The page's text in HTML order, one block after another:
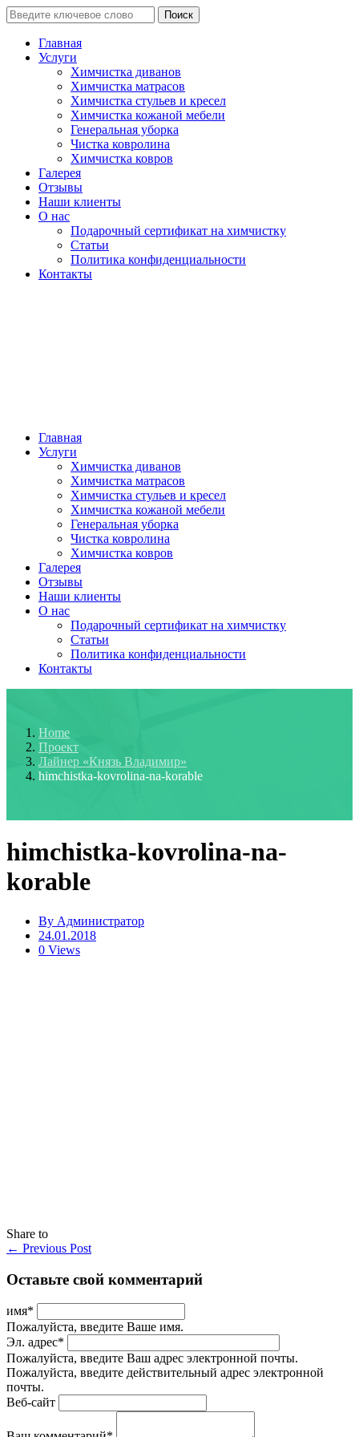
Поиск
Главная
Услуги
Химчистка диванов
Химчистка матрасов
Химчистка стульев и кресел
Химчистка кожаной мебели
Генеральная уборка
Чистка ковролина
Химчистка ковров
Галерея
Отзывы
Наши клиенты
О нас
Подарочный сертификат на химчистку
Статьи
Политика конфиденциальности
Контакты
Главная
Услуги
Химчистка диванов
Химчистка матрасов
Химчистка стульев и кресел
Химчистка кожаной мебели
Генеральная уборка
Чистка ковролина
Химчистка ковров
Галерея
Отзывы
Наши клиенты
О нас
Подарочный сертификат на химчистку
Статьи
Политика конфиденциальности
Контакты
Home
Проект
Лайнер «Князь Владимир»
himchistka-kovrolina-na-korable
himchistka-kovrolina-na-
korable
By Администратор
24.01.2018
0 Views
Share to
← Previous Post
Оставьте свой комментарий
имя*
Пожалуйста, введите Ваше имя.
Эл. адрес*
Пожалуйста, введите Ваш адрес электронной почты.
Пожалуйста, введите действительный адрес электронной
почты.
Веб-сайт